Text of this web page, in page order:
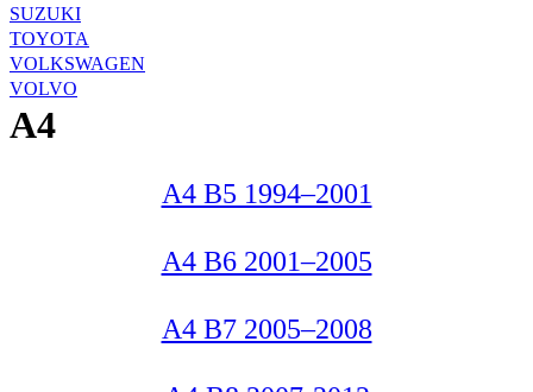
SUZUKI
TOYOTA
VOLKSWAGEN
VOLVO
A4
A4 B5 1994–2001
A4 B6 2001–2005
A4 B7 2005–2008